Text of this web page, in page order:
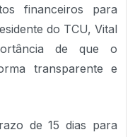
financeiros para
do TCU, Vital
de que o
transparente e
de 15 dias para